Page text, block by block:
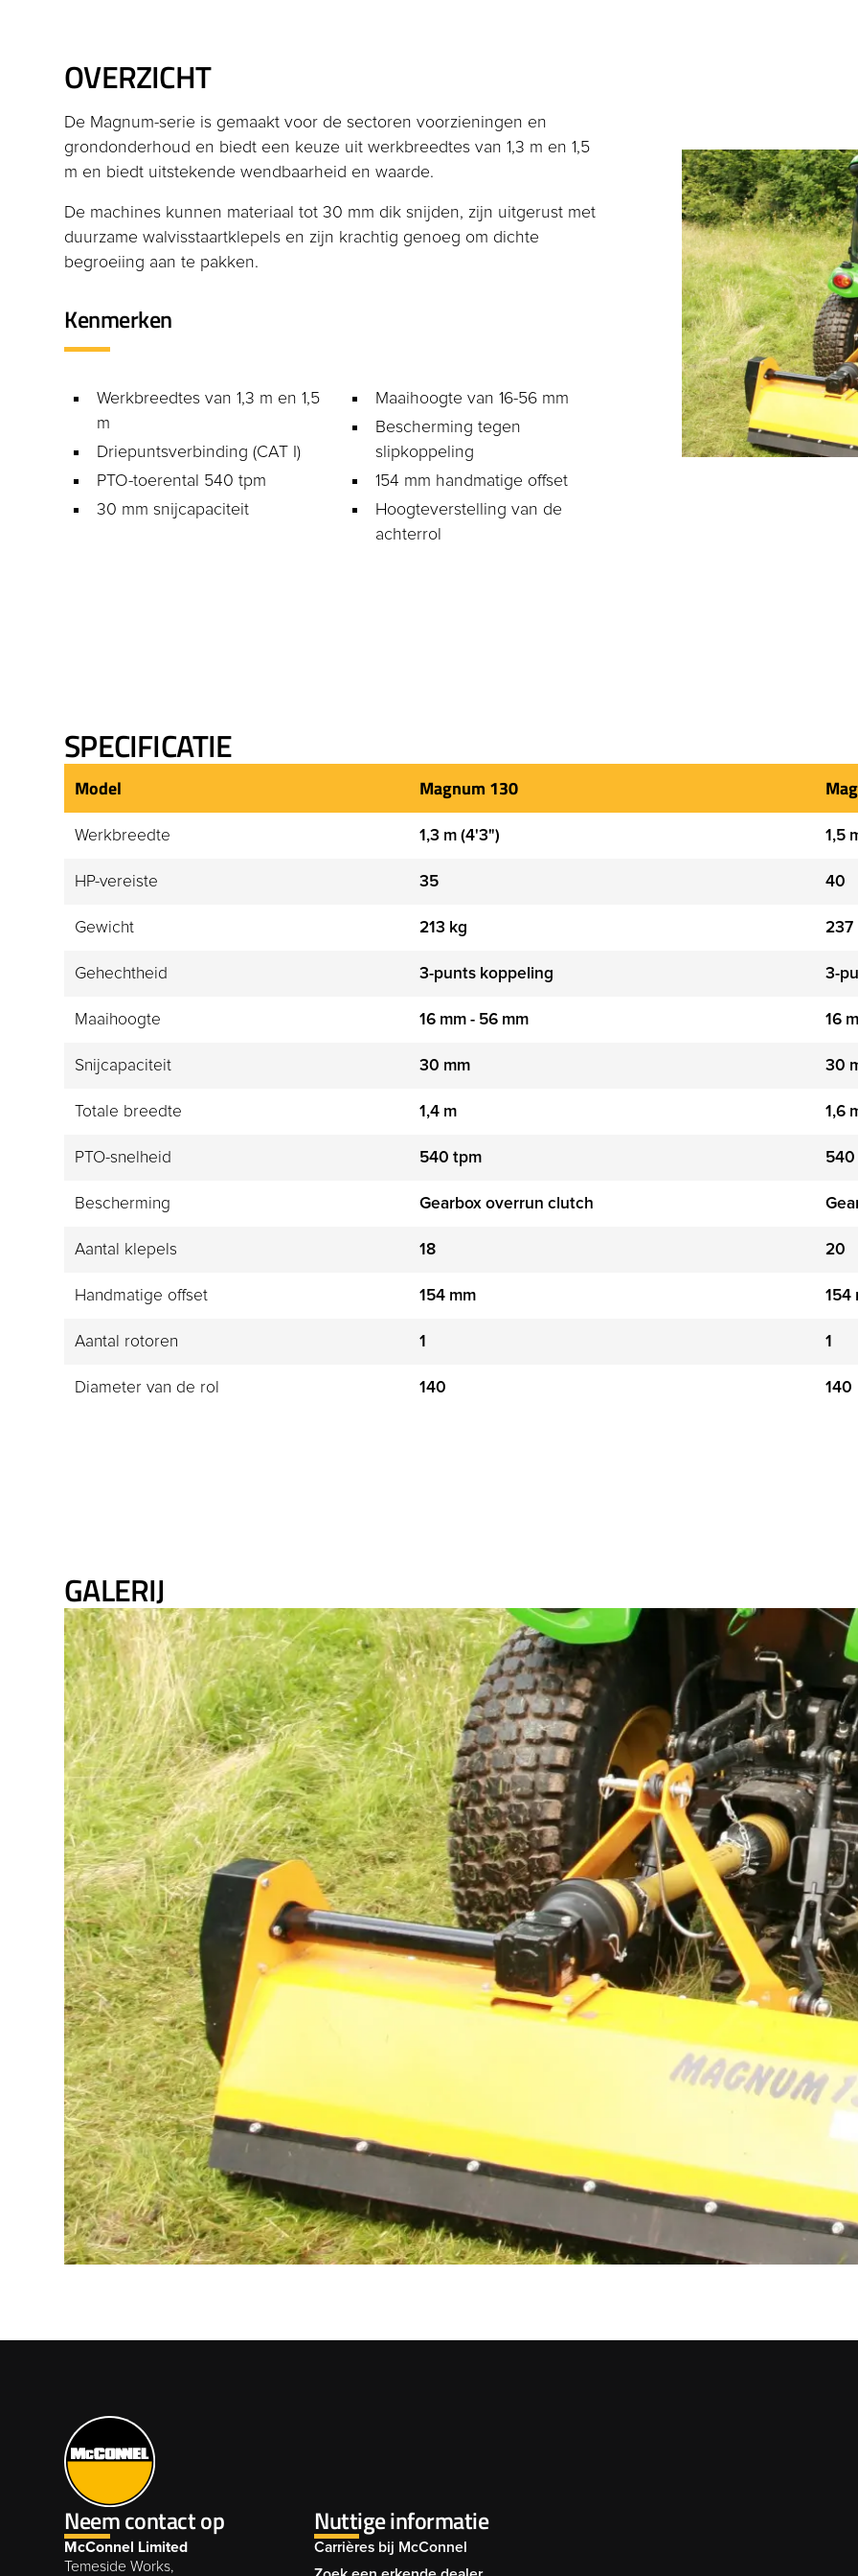
OVERZICHT
De Magnum-serie is gemaakt voor de sectoren voorzieningen en
grondonderhoud en biedt een keuze uit werkbreedtes van 1,3 m en 1,5
m en biedt uitstekende wendbaarheid en waarde.
De machines kunnen materiaal tot 30 mm dik snijden, zijn uitgerust met
duurzame walvisstaartklepels en zijn krachtig genoeg om dichte
begroeiing aan te pakken.
Kenmerken
Werkbreedtes van 1,3 m en 1,5
m
Driepuntsverbinding (CAT I)
PTO-toerental 540 tpm
30 mm snijcapaciteit
Maaihoogte van 16-56 mm
Bescherming tegen
slipkoppeling
154 mm handmatige offset
Hoogteverstelling van de
achterrol
SPECIFICATIE
Model Magnum 130
Werkbreedte 1,3 m (4'3") 1,5
HP-vereiste 35 40
Gewicht 213 kg 237
Gehechtheid 3-punts koppeling 3-
Maaihoogte 16 mm - 56 mm 16
Snijcapaciteit 30 mm 30
Totale breedte 1,4 m 1,6
PTO-snelheid 540 tpm 540
Bescherming Gearbox overrun clutch
Aantal klepels 18 20
Handmatige offset 154 mm 154
Aantal rotoren 1 1
Diameter van de rol 140 140
GALERIJ
Neem contact op
McConnel Limited
Temeside Works,
Nuttige informatie
Carrières bij McConnel